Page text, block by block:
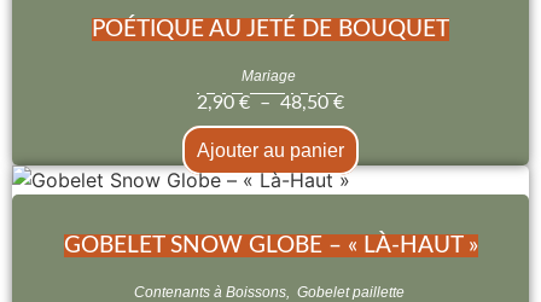
POÉTIQUE AU JETÉ DE BOUQUET
Mariage
2,90 € – 48,50 €
Ajouter au panier
GOBELET SNOW GLOBE – « LÀ-HAUT »
Contenants à Boissons, Gobelet paillette